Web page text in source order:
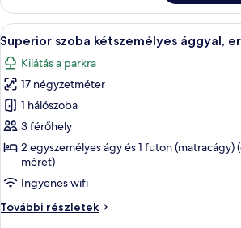
erkély
további
részletei
A
következő
szoba
összes
képének
megtekintése:
Superior
szoba
kétszemélyes
ággyal,
erkély
Egy
3
Superior szoba kétszemélyes ággyal,
Kilátás a parkra
17 négyzetméter
1 hálószoba
3 férőhely
2 egyszemélyes ágy és 1 futon (matracágy)
méret)
Ingyenes wifi
További részletek
Superior